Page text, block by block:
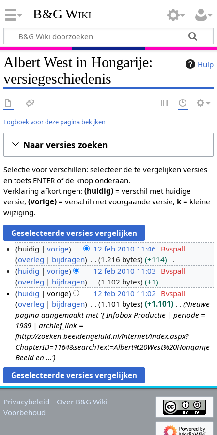
B&G Wiki
Hulp
Albert West in Hongarije:
versiegeschiedenis
Logboek voor deze pagina bekijken
Naar versies zoeken
Selectie voor verschillen: selecteer de te vergelijken versies
en toets ENTER of de knop onderaan.
Verklaring afkortingen: (huidig)= verschil met huidige
versie, (vorige)= verschil met voorgaande versie, k= kleine
wijziging.
2
e
huidig vorige 12 feb 2010 11:46 Bvspall
overleg
bijdragen 1.216 bytes
+114
G
e
e
n
b
e
w
e
r
k
i
n
huidig vorige 12 feb 2010 11:03 Bvspall
overleg
bijdragen 1.102 bytes
+1
G
e
e
n
b
e
w
e
r
k
i
n
huidig vorige 12 feb 2010 11:02 Bvspall
overleg
bijdragen 1.101 bytes +1.101
Nieuwe
pagina aangemaakt met '{ Infobox Productie | periode =
1989 | archief_link =
[http://zoeken.beeldengeluid.nl/internet/index.aspx?
ChapterID=1164&searchText=Albert%20West%20Hongarije
Beeld en ...'
Privacybeleid
Over B&G Wiki
Voorbehoud